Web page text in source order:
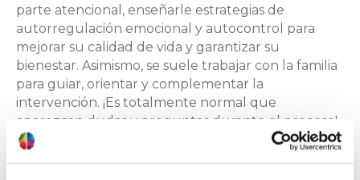
parte atencional, enseñarle estrategias de
autorregulación emocional y autocontrol para
mejorar su calidad de vida y garantizar su
bienestar. Asimismo, se suele trabajar con la familia
para guiar, orientar y complementar la
intervención. ¡Es totalmente normal que
aparezcan dudas y preguntas durante el proceso!
El TDAH puede suponer dificultades para realizar